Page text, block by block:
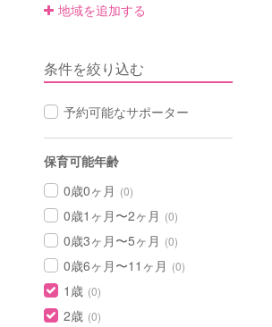
地域を追加する
条件を絞り込む
予約可能なサポーター
保育可能年齢
0歳0ヶ月 (0)
0歳1ヶ月〜2ヶ月 (0)
0歳3ヶ月〜5ヶ月 (0)
0歳6ヶ月〜11ヶ月 (0)
1歳 (0)
2歳 (0)